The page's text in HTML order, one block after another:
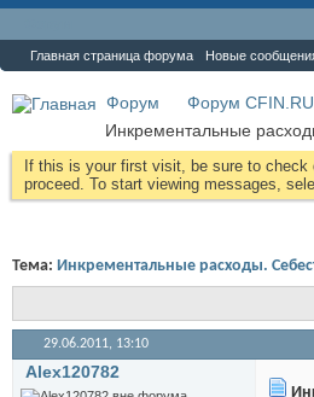
Главная страница форума Новые
Форум Форум CFIN.RU
Инкрементальные
If this is your first visit, be sure to check
proceed. To start viewing messages,
Тема: Инкрементальные расходы.
29.06.2011, 13:10
Alex120782